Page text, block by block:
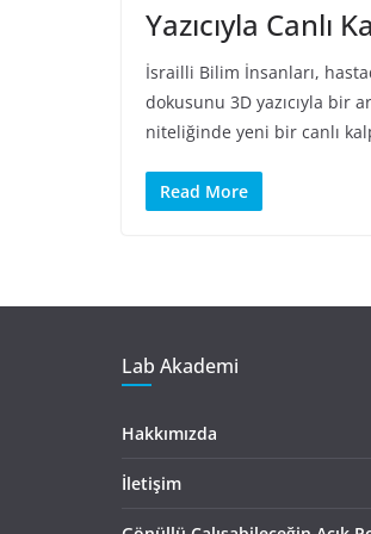
Yazıcıyla Canlı
İsrailli Bilim İnsanları,
dokusunu 3D yazıcıyla bir
niteliğinde yeni bir canlı
Read More
Lab Akademi
Hakkımızda
İletişim